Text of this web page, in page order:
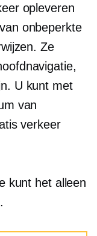
opleveren
onbeperkte
Ze
U kunt met
van
verkeer
kunt het alleen